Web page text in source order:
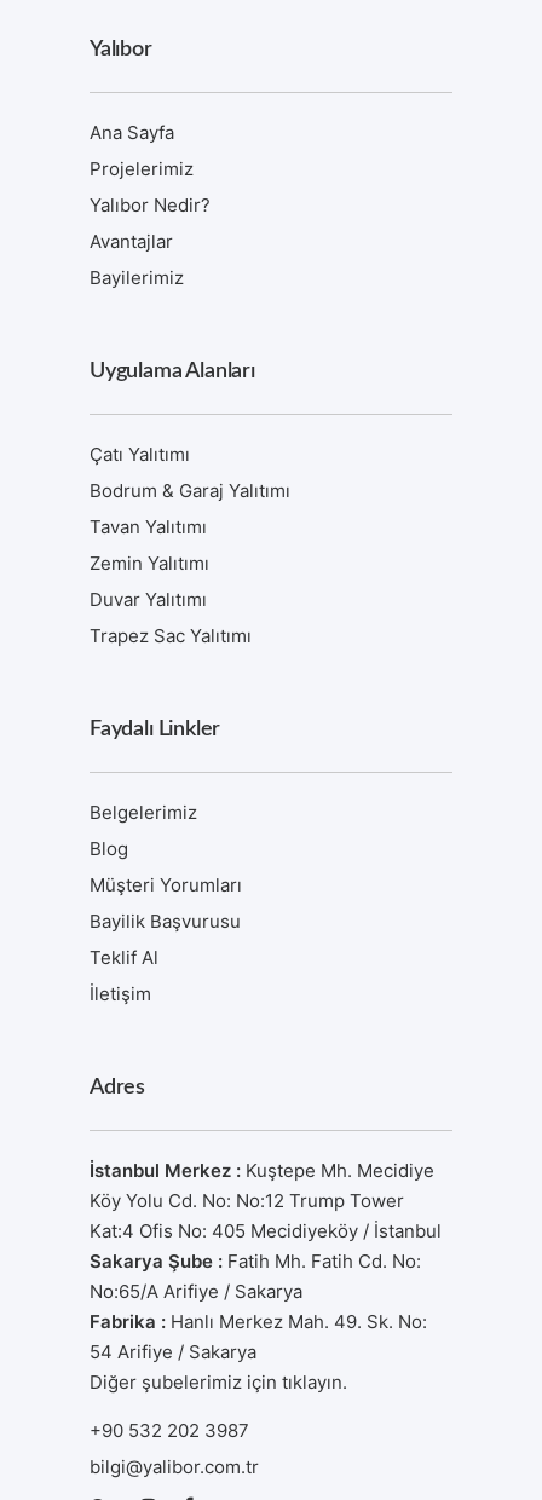
Yalıbor
Ana Sayfa
Projelerimiz
Yalıbor Nedir?
Avantajlar
Bayilerimiz
Uygulama Alanları
Çatı Yalıtımı
Bodrum & Garaj Yalıtımı
Tavan Yalıtımı
Zemin Yalıtımı
Duvar Yalıtımı
Trapez Sac Yalıtımı
Faydalı Linkler
Belgelerimiz
Blog
Müşteri Yorumları
Bayilik Başvurusu
Teklif Al
İletişim
Adres
İstanbul Merkez : Kuştepe Mh. Mecidiye
Köy Yolu Cd. No: No:12 Trump Tower
Kat:4 Ofis No: 405 Mecidiyeköy / İstanbul
Sakarya Şube : Fatih Mh. Fatih Cd. No:
No:65/A Arifiye / Sakarya
Fabrika : Hanlı Merkez Mah. 49. Sk. No:
54 Arifiye / Sakarya
Diğer şubelerimiz için tıklayın.
+90 532 202 3987
bilgi@yalibor.com.tr